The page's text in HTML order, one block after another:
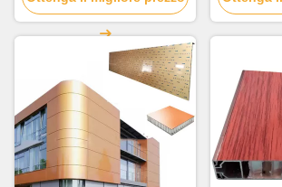
panella per decorazioni di
edifici